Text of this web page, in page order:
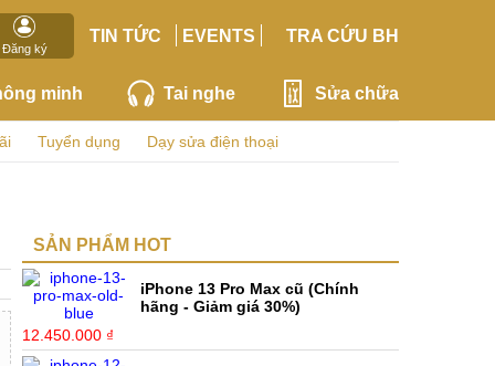
Đăng ký
TIN TỨC EVENTS TRA CỨU BH
minh Tai nghe Sửa chữa
Tuyển dụng Dạy sửa điện thoại
SẢN PHẨM HOT
iPhone 13 Pro Max cũ (Chính
hãng - Giảm giá 30%)
12.450.000 ₫